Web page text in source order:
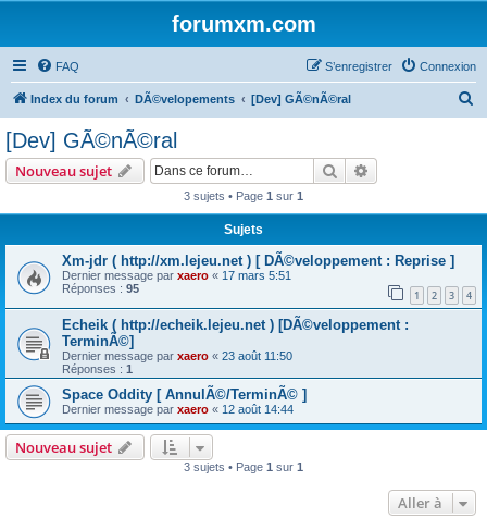
forumxm.com
FAQ Connexion
S’enregistrer
Index du forum DÃ©velopements [Dev] GÃ©nÃ©ral
e
[Dev] GÃ©nÃ©ral
Nouveau sujet Rechercher
3 sujets • Page 1 sur 1
Sujets
Xm-jdr ( http://xm.lejeu.net ) [ DÃ©veloppement : Reprise ]
Dernier message par xaero « 17 mars 5:51
Réponses : 95 1 2 3 4
Echeik ( http://echeik.lejeu.net ) [DÃ©veloppement :
TerminÃ©]
Dernier message par xaero « 23 août 11:50
Réponses : 1
Space Oddity [ AnnulÃ©/TerminÃ© ]
Dernier message par xaero « 12 août 14:44
Nouveau sujet
3 sujets • Page 1 sur 1
Aller à